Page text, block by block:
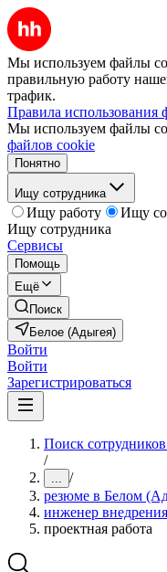
Мы используем файлы
правильную работу
трафик.
Правила использования
Мы используем файлы
файлов cookie
Понятно
Ищу сотрудника
Ищу работу
Ищу
Ищу сотрудника
Сервисы
Помощь
Ещё
Поиск
Белое (Адыгея)
Войти
Войти
Зарегистрироваться
Поиск
/
... /
резюме в Белом
инженер внедрения
проектная работа